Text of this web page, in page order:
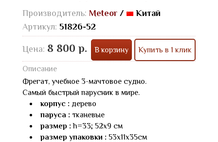
Производитель: Meteor /
Китай
Артикул: 51826-52
Цена: 8 800 р. В корзину Купить в 1 клик
Описание
Фрегат, учебное 3-мачтовое судно.
Самый быстрый парусник в мире.
корпус : дерево
паруса : тканевые
размер :h=33; 52х9 см
размер упаковки : 53х11х35см